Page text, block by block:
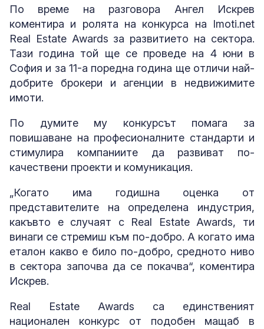
По време на разговора Ангел Искрев
коментира и ролята на конкурса на Imoti.net
Real Estate Awards за развитието на сектора.
Тази година той ще се проведе на 4 юни в
София и за 11-а поредна година ще отличи най-
добрите брокери и агенции в недвижимите
имоти.
По думите му конкурсът помага за
повишаване на професионалните стандарти и
стимулира компаниите да развиват по-
качествени проекти и комуникация.
„Когато има годишна оценка от
представителите на определена индустрия,
какъвто е случаят с Real Estate Awards, ти
винаги се стремиш към по-добро. А когато има
еталон какво е било по-добро, средното ниво
в сектора започва да се покачва“, коментира
Искрев.
Real Estate Awards са единственият
национален конкурс от подобен мащаб в